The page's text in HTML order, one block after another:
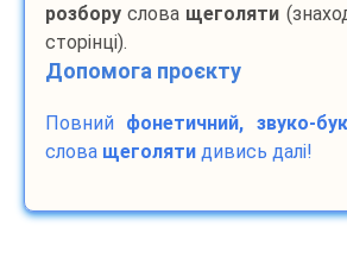
розбору слова щеголяти
сторінці).
Допомога проєкту
Повний фонетичний, звуко-
слова щеголяти дивись далі!